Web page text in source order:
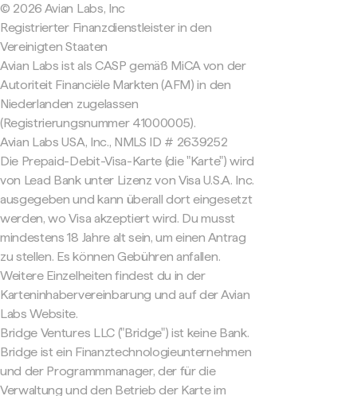
© 2026 Avian Labs, Inc
Registrierter Finanzdienstleister in den
Vereinigten Staaten
Avian Labs ist als CASP gemäß MiCA von der
Autoriteit Financiële Markten (AFM) in den
Niederlanden zugelassen
(Registrierungsnummer 41000005).
Avian Labs USA, Inc., NMLS ID # 2639252
Die Prepaid-Debit-Visa-Karte (die "Karte") wird
von Lead Bank unter Lizenz von Visa U.S.A. Inc.
ausgegeben und kann überall dort eingesetzt
werden, wo Visa akzeptiert wird. Du musst
mindestens 18 Jahre alt sein, um einen Antrag
zu stellen. Es können Gebühren anfallen.
Weitere Einzelheiten findest du in der
Karteninhabervereinbarung und auf der Avian
Labs Website.
Bridge Ventures LLC ("Bridge") ist keine Bank.
Bridge ist ein Finanztechnologieunternehmen
und der Programmmanager, der für die
Verwaltung und den Betrieb der Karte im